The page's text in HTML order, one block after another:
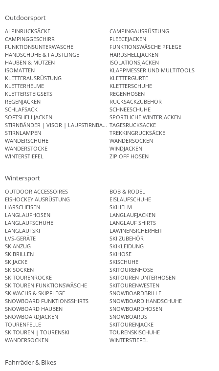
Outdoorsport
ALPINRUCKSÄCKE
CAMPINGAUSRÜSTUNG
CAMPINGGESCHIRR
FLEECEJACKEN
FUNKTIONSUNTERWÄSCHE
FUNKTIONSWÄSCHE PFLEGE
HANDSCHUHE & FÄUSTLINGE
HARDSHELLJACKEN
HAUBEN & MÜTZEN
ISOLATIONSJACKEN
ISOMATTEN
KLAPPMESSER UND MULTITOOLS
KLETTERAUSRÜSTUNG
KLETTERGURTE
KLETTERHELME
KLETTERSCHUHE
KLETTERSTEIGSETS
REGENHOSEN
REGENJACKEN
RUCKSACKZUBEHÖR
SCHLAFSACK
SCHNEESCHUHE
SOFTSHELLJACKEN
SPORTLICHE WINTERJACKEN
STIRNBÄNDER | VISOR | LAUFSTIRNBANDTAGESRUCKSÄCKE
STIRNLAMPEN
TREKKINGRUCKSÄCKE
WANDERSCHUHE
WANDERSOCKEN
WANDERSTÖCKE
WINDJACKEN
WINTERSTIEFEL
ZIP OFF HOSEN
Wintersport
OUTDOOR ACCESSOIRES
BOB & RODEL
EISHOCKEY AUSRÜSTUNG
EISLAUFSCHUHE
HARSCHEISEN
SKIHELM
LANGLAUFHOSEN
LANGLAUFJACKEN
LANGLAUFSCHUHE
LANGLAUF SHIRTS
LANGLAUFSKI
LAWINENSICHERHEIT
LVS-GERÄTE
SKI ZUBEHÖR
SKIANZUG
SKIKLEIDUNG
SKIBRILLEN
SKIHOSE
SKIJACKE
SKISCHUHE
SKISOCKEN
SKITOURENHOSE
SKITOURENRÖCKE
SKITOUREN UNTERHOSEN
SKITOUREN FUNKTIONSWÄSCHE
SKITOURENWESTEN
SKIWACHS & SKIPFLEGE
SNOWBOARDBRILLE
SNOWBOARD FUNKTIONSSHIRTS
SNOWBOARD HANDSCHUHE
SNOWBOARD HAUBEN
SNOWBOARDHOSEN
SNOWBOARDJACKEN
SNOWBOARDS
TOURENFELLE
SKITOURENJACKE
SKITOUREN | TOURENSKI
TOURENSKISCHUHE
WANDERSOCKEN
WINTERSTIEFEL
Fahrräder & Bikes